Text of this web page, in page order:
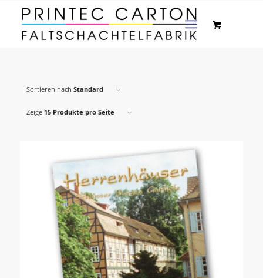
Sortieren nach Standard
Zeige 15 Produkte pro Seite